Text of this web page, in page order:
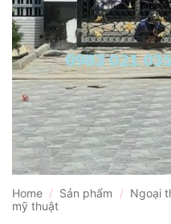
Home / Sản phẩm / Ngoại
mỹ thuật